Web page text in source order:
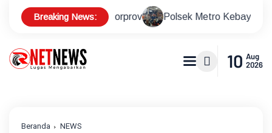
Breaking News:
Polsek Metro Kebayoran Baru Gelar Nobar Piala
10 Aug
2026
Beranda NEWS